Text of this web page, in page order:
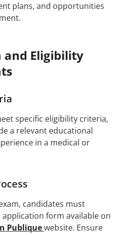
plans, and opportunities
and Eligibility
specific eligibility criteria,
a relevant educational
in a medical or
candidates must
form available on
Publiquewebsite. Ensure